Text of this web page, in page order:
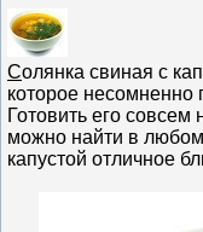
Солянка свиная с
которое несомненно
Готовить его
можно найти в
капустой отличное